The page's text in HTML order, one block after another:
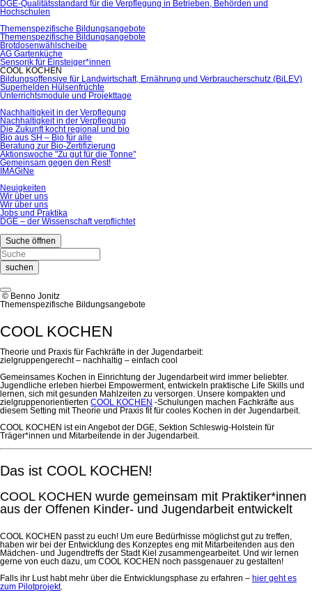
DGE-Qualitätsstandard für die Verpflegung in Betrieben, Behörden und
Hochschulen
Themenspezifische Bildungsangebote
Themenspezifische Bildungsangebote
Brotdosenwählscheibe
AG Gartenküche
Sensorik für Einsteiger*innen
COOL KOCHEN
Bildungsoffensive für Landwirtschaft, Ernährung und Verbraucherschutz (BiLEV)
Superhelden Hülsenfrüchte
Unterrichtsmodule und Projekttage
Nachhaltigkeit in der Verpflegung
Nachhaltigkeit in der Verpflegung
Die Zukunft kocht regional und bio
Bio aus SH – Bio für alle
Beratung zur Bio-Zertifizierung
Aktionswoche "Zu gut für die Tonne"
Gemeinsam gegen den Rest!
IMAGiNe
Neuigkeiten
Wir über uns
Wir über uns
Jobs und Praktika
DGE – der Wissenschaft verpflichtet
Suche öffnen
suchen
© Benno Jonitz
Themenspezifische Bildungsangebote
COOL KOCHEN
Theorie und Praxis für Fachkräfte in der Jugendarbeit:
zielgruppengerecht – nachhaltig – einfach cool
Gemeinsames Kochen in Einrichtung der Jugendarbeit wird immer beliebter.
Jugendliche erleben hierbei Empowerment, entwickeln praktische Life Skills und
lernen, sich mit gesunden Mahlzeiten zu versorgen. Unsere kompakten und
zielgruppenorientierten COOL KOCHEN -Schulungen machen Fachkräfte aus
diesem Setting mit Theorie und Praxis fit für cooles Kochen in der Jugendarbeit.
COOL KOCHEN ist ein Angebot der DGE, Sektion Schleswig-Holstein für
Träger*innen und Mitarbeitende in der Jugendarbeit.
Das ist COOL KOCHEN!
COOL KOCHEN wurde gemeinsam mit Praktiker*innen
aus der Offenen Kinder- und Jugendarbeit entwickelt
COOL KOCHEN passt zu euch! Um eure Bedürfnisse möglichst gut zu treffen,
haben wir bei der Entwicklung des Konzeptes eng mit Mitarbeitenden aus den
Mädchen- und Jugendtreffs der Stadt Kiel zusammengearbeitet. Und wir lernen
gerne von euch dazu, um COOL KOCHEN noch passgenauer zu gestalten!
Falls ihr Lust habt mehr über die Entwicklungsphase zu erfahren – hier geht es
zum Pilotprojekt.